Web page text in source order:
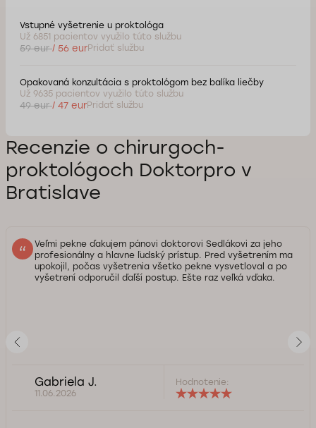
Vstupné vyšetrenie u proktológa
Už 6851 pacientov využilo túto službu
59 eur/ 56 eurPridať službu
Opakovaná konzultácia s proktológom bez balíka liečby
Už 9635 pacientov využilo túto službu
49 eur/ 47 eurPridať službu
Recenzie o chirurgoch-
proktológoch Doktorpro v
Bratislave
Veľmi pekne ďakujem pánovi doktorovi Sedlákovi za jeho
profesionálny a hlavne ľudský prístup. Pred vyšetrením ma
upokojil, počas vyšetrenia všetko pekne vysvetloval a po
vyšetrení odporučil ďaľší postup. Ešte raz veľká vďaka.
Gabriela J.
11.06.2026
Hodnotenie: